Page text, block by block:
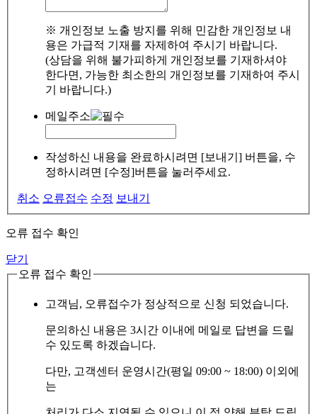
※ 개인정보 노출 방지를 위해 민감한 개인정보 내
용은 가급적 기재를 자제하여 주시기 바랍니다.
(상담을 위해 불가피하게 개인정보를 기재하셔야
한다면, 가능한 최소한의 개인정보를 기재하여 주시
기 바랍니다.)
메일주소
작성하신 내용을 완료하시려면 [보내기] 버튼을, 수
정하시려면 [수정]버튼을 눌러주세요.
취소 오류접수 수정 보내기
오류 접수 확인
닫기
오류 접수 확인
고객님, 오류접수가 정상적으로 신청 되었습니다.
문의하신 내용은 3시간 이내에 메일로 답변을 드릴
수 있도록 하겠습니다.
다만, 고객센터 운영시간(평일 09:00 ~ 18:00) 이외에
는